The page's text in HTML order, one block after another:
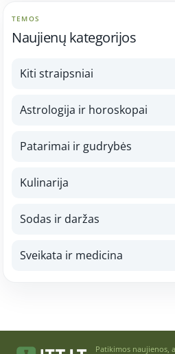
TEMOS
Naujienų kategorijos
Kiti straipsniai
Astrologija ir horoskopai
Patarimai ir gudrybės
Kulinarija
Sodas ir daržas
Sveikata ir medicina
Patikimos naujienos,